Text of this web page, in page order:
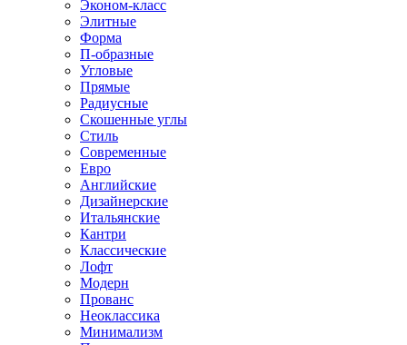
Эконом-класс
Элитные
Форма
П-образные
Угловые
Прямые
Радиусные
Скошенные углы
Стиль
Современные
Евро
Английские
Дизайнерские
Итальянские
Кантри
Классические
Лофт
Модерн
Прованс
Неоклассика
Минимализм